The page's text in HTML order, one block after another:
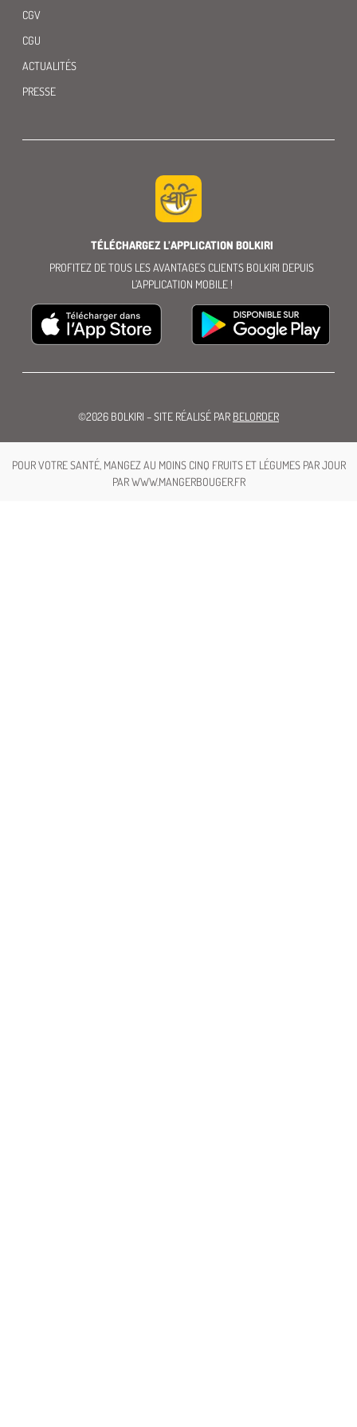
CGV
CGU
ACTUALITÉS
PRESSE
TÉLÉCHARGEZ L’APPLICATION BOLKIRI
PROFITEZ DE TOUS LES AVANTAGES CLIENTS BOLKIRI DEPUIS
L’APPLICATION MOBILE !
©2026 BOLKIRI – SITE RÉALISÉ PAR BELORDER
POUR VOTRE SANTÉ, MANGEZ AU MOINS CINQ FRUITS ET LÉGUMES PAR JOUR
PAR WWW.MANGERBOUGER.FR